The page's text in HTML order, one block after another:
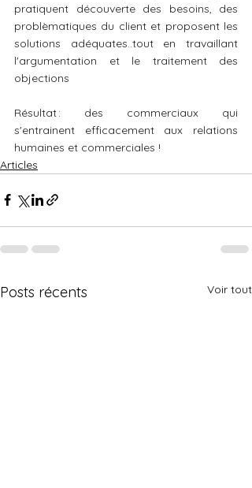
pratiquent découverte des besoins, des
problèmatiques du client et proposent les
solutions adéquates..tout en travaillant
l'argumentation et le traitement des
objections
Résultat : des commerciaux qui
s'entrainent efficacement aux relations
humaines et commerciales !
Articles
Posts récents Voir tout